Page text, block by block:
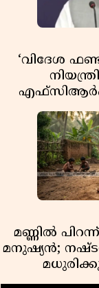
‘വിദേശ
മണ്ണിൽ
മനുഷ്യൻ;